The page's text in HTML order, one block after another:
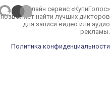
Онлайн сервис «КупиГолос»
позволяет найти лучших дикторов
для записи видео или аудио
рекламы.
Политика конфиденциальности